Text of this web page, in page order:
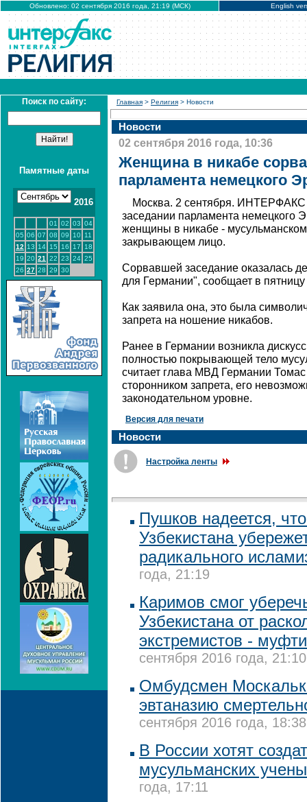
Обновлено: 02 сентября 2016 года, 21:19 (МСК) English
Поиск по сайту:
Памятные даты
2016
01 02 03 04
05 06 07 08 09 10
11
12 13 14 15 16 17
18
19 20 21 22 23 24 25
26 27 28 29 30
Главная > Религия > Новости
Новости
02 сентября 2016 года, 10:36
Женщина в никабе
парламента немецкого
Москва. 2 сентября. ИНТЕРФАКС
заседании парламента немецкого
женщины в никабе -
закрывающем лицо.
Сорвавшей заседание оказалась
для Германии", сообщает в
Как заявила она, это была
запрета на ношение никабов.
Ранее в Германии возникла
полностью покрывающей тело
считает глава МВД Германии
сторонником запрета, его
законодательном уровне.
Версия для печати
Новости
Настройка ленты
Пушков надеется,
Узбекистана
радикального
года, 21:19
Каримов смог
Узбекистана от
экстремистов -
сентября 2016 года, 21:10
Омбудсмен
эвтаназию
сентября 2016 года, 18:38
В России хотят
мусульманских
года, 17:11